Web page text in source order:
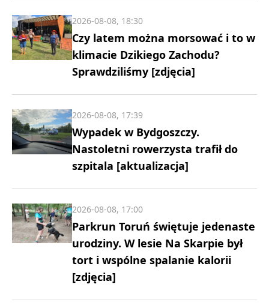
Czy latem można morsować i to w
klimacie Dzikiego Zachodu?
Sprawdziliśmy [zdjęcia]
2026-08-08, 18:30
Wypadek w Bydgoszczy.
Nastoletni rowerzysta trafił do
szpitala [aktualizacja]
2026-08-08, 17:39
Parkrun Toruń świętuje jedenaste
urodziny. W lesie Na Skarpie był
tort i wspólne spalanie kalorii
[zdjęcia]
2026-08-08, 17:00